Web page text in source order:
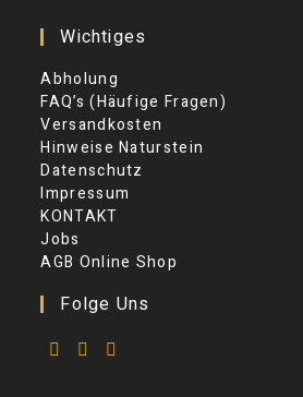
Wichtiges
Abholung
FAQ’s (Häufige Fragen)
Versandkosten
Hinweise Naturstein
Datenschutz
Impressum
KONTAKT
Jobs
AGB Online Shop
Folge Uns